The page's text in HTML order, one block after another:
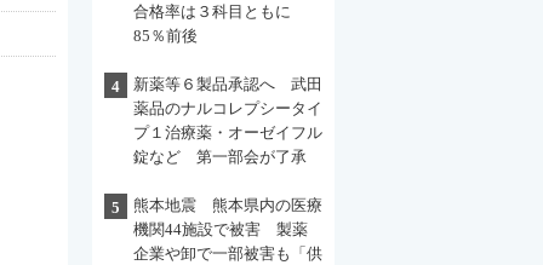
合格率は３科目ともに
85％前後
4
新薬等６製品承認へ 武田
薬品のナルコレプシータイ
プ１治療薬・オーゼイフル
錠など 第一部会が了承
5
熊本地震 熊本県内の医療
機関44施設で被害 製薬
企業や卸で一部被害も「供